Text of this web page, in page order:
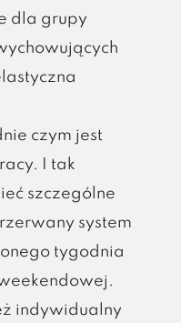
dla grupy
czym jest
I tak
szczególne
system
tygodnia
indywidualny